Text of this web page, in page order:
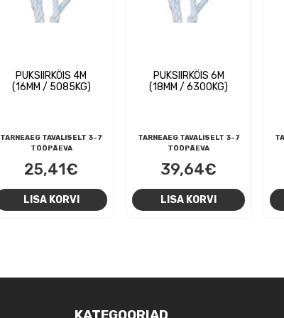
PUKSIIRKÖIS 4M
(16MM / 5085KG)
TARNEAEG TAVALISELT 3-7
TÖÖPÄEVA
25,41€
LISA KORVI
PUKSIIRKÖIS 6M
(18MM / 6300KG)
TARNEAEG TAVALISELT 3-7
TÖÖPÄEVA
39,64€
LISA KORVI
KATEGOORIAD